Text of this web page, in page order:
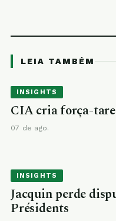
LEIA TAMBÉM
INSIGHTS
CIA cria força-
07 de ago.
INSIGHTS
Jacquin perde
Présidents